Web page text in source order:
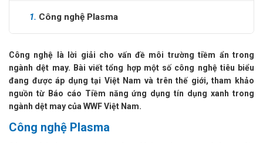
1. Công nghệ Plasma
Công nghệ là lời giải cho vấn đề môi trường tiềm ẩn trong
ngành dệt may. Bài viết tổng hợp một số công nghệ tiêu biểu
đang được áp dụng tại Việt Nam và trên thế giới, tham khảo
nguồn từ Báo cáo Tiềm năng ứng dụng tín dụng xanh trong
ngành dệt may của WWF Việt Nam.
Công nghệ Plasma